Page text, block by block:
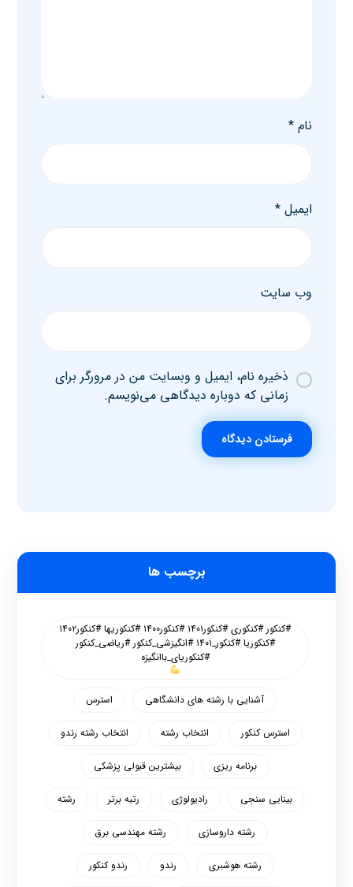
نام*
ایمیل*
وب‌ سایت
ذخیره نام، ایمیل و وبسایت من در مرورگر برای
زمانی که دوباره دیدگاهی می‌نویسم.
فرستادن دیدگاه
برچسب ها
#کنکور #کنکوری #کنکور۱۴۰۱ #کنکور۱۴۰۰ #کنکوریها #کنکور۱۴۰۲
#کنکوریا #کنکور_۱۴۰۱ #انگیزشی_کنکور #ریاضی_کنکور
#کنکوریای_باانگیزه
آشنایی با رشته های دانشگاهی استرس
استرس کنکور انتخاب رشته انتخاب رشته رندو
برنامه ریزی بیشترین قبولی پزشکی
بینایی سنجی رادیولوژی رتبه برتر رشته
رشته داروسازی رشته مهندسی برق
رشته هوشبری رندو رندو کنکور